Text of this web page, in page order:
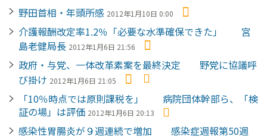
野田首相・年頭所感 2012年1月10日 0:00
介護報酬改定率1.2％「必要な水準確保できた」 宮
島老健局長 2012年1月6日 21:56
政府・与党、一体改革素案を最終決定 野党に協議呼
び掛け 2012年1月6日 21:05
「10％時点では原則課税を」 病院団体幹部ら、「検
証の場」は評価 2012年1月6日 20:13
感染性胃腸炎が９週連続で増加 感染症週報第50週